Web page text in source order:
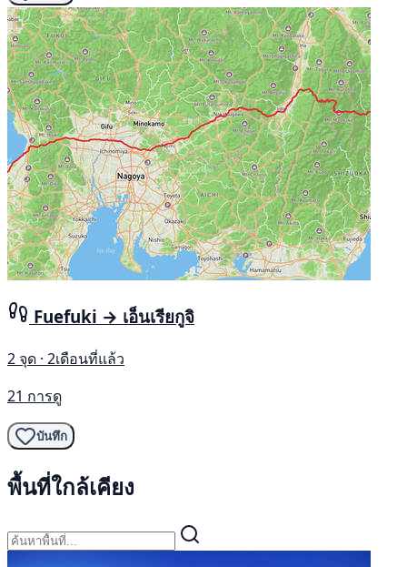
Fuefuki → เอ็นเรียกูจิ
2 จุด · 2เดือนที่แล้ว
21 การดู
บันทึก
พื้นที่ใกล้เคียง